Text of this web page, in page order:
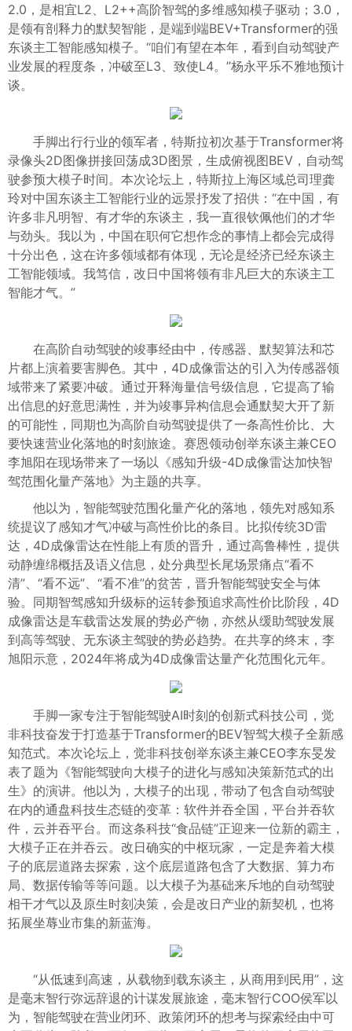
2.0，是相宜L2、L2++高阶智驾的多维感知模子驱动；3.0，
是领有剖释力的默契智能，是端到端BEV+Transformer的强
东谈主工智能感知模子。“咱们有望在本年，看到自动驾驶产
业发展的程度条，冲破至L3、致使L4。”杨永平乐不雅地预计
谈。
手脚出行行业的领军者，特斯拉初次基于Transformer将
录像头2D图像拼接回荡成3D图景，生成俯视图BEV，自动驾
驶参预大模子时间。本次论坛上，特斯拉上海区域总司理龚
玲对中国东谈主工智能行业的远景抒发了招供：“在中国，有
许多非凡明智、有才华的东谈主，我一直很钦佩他们的才华
与劲头。我以为，中国在职何它想作念的事情上都会完成得
十分出色，这在许多领域都有体现，无论是经济已经东谈主
工智能领域。我笃信，改日中国将领有非凡巨大的东谈主工
智能才气。”
在高阶自动驾驶的竣事经由中，传感器、默契算法和芯
片都上演着要害脚色。其中，4D成像雷达的引入为传感器领
域带来了紧要冲破。通过开释海量信号级信息，它提高了输
出信息的好意思满性，并为竣事异构信息会通默契大开了新
的可能性，同期也为高阶自动驾驶提供了一条高性价比、大
要快速营业化落地的时刻旅途。赛恩领动创举东谈主兼CEO
李旭阳在现场带来了一场以《感知升级-4D成像雷达加快智
驾范围化量产落地》为主题的共享。
他以为，智能驾驶范围化量产化的落地，领先对感知系
统提议了感知才气冲破与高性价比的条目。比拟传统3D雷
达，4D成像雷达在性能上有质的晋升，通过高鲁棒性，提供
动静缠绵概括及语义信息，处分典型长尾场景痛点“看不
清”、“看不远”、“看不准”的贫苦，晋升智能驾驶安全与体
验。同期智驾感知升级标的运转参预追求高性价比阶段，4D
成像雷达是车载雷达发展的势必产物，亦然从缓助驾驶发展
到高等驾驶、无东谈主驾驶的势必趋势。在共享的终末，李
旭阳示意，2024年将成为4D成像雷达量产化范围化元年。
手脚一家专注于智能驾驶AI时刻的创新式科技公司，觉
非科技奋发于打造基于Transformer的BEV智驾大模子全新感
知范式。本次论坛上，觉非科技创举东谈主兼CEO李东旻发
表了题为《智能驾驶向大模子的进化与感知决策新范式的出
生》的演讲。他以为，大模子的出现，带动了包含自动驾驶
在内的通盘科技生态链的变革：软件并吞全国，平台并吞软
件，云并吞平台。而这条科技“食品链”正迎来一位新的霸主，
大模子正在并吞云。改日确实的中枢玩家，一定是奔着大模
子的底层道路去探索，这个底层道路包含了大数据、算力布
局、数据传输等等问题。以大模子为基础来斥地的自动驾驶
相干才气以及原生时刻决策，会是改日产业的新契机，也将
拓展坐蓐业市集的新蓝海。
“从低速到高速，从载物到载东谈主，从商用到民用”，这
是毫末智行弥远辞退的计谋发展旅途，毫末智行COO侯军以
为，智能驾驶在营业闭环、政策闭环的想考与探索经由中可